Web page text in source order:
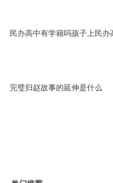
民办高中有学籍吗孩子上民
完璧归赵故事的延伸是什么